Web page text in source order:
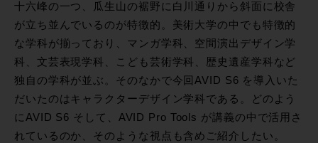
十六峰の一つ、瓜生山の裾野に白川通りから斜面に校舎
が立ち並んでいるのが特徴的。美術大学の中でも特徴的
な学科が揃っており、マンガ学科、空間演出デザイン学
科、文芸表現学科、こども芸術学科、歴史遺産学科など
独自の学科が並ぶ。そのなかで今回AVID S6 を導入いた
だいたのはキャラクターデザイン学科である。どのよう
にAVID S6 そして、AVID Pro Tools が講義の中で活用さ
れているのか、そのような視点も含めご紹介したい。